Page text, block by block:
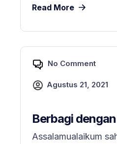
Read More
No Comment
Agustus 21, 2021
Berbagi
Assalamualaikum